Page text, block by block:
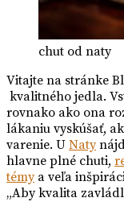
chut od naty
Vitajte na stránke
kvalitného jedla.
rovnako ako ona
lákaniu vyskúšať,
varenie. U Naty
hlavne plné chuti,
témya veľa
„Aby kvalita